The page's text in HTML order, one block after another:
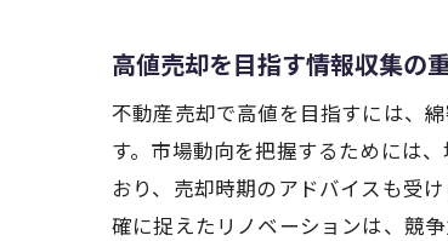
高値売却を目指す情報収集の
不動産売却で高値を目指すには、
す。市場動向を把握するためには
おり、売却時期のアドバイスも受
確に捉えたリノベーションは、競